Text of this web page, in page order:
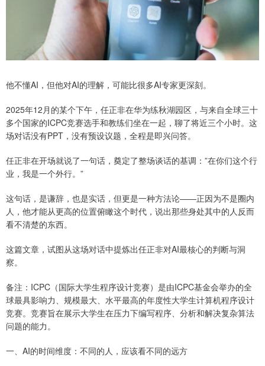
他不懂AI，但他对AI的理解，可能比很多AI专家更深刻。
2025年12月的某个下午，任正非在华为练秋湖园区，与来自全球三十
多个国家的ICPC竞赛选手和教练们坐在一起，聊了将近三个小时。这
场对话没有PPT，没有预设议题，全程是即兴问答。
任正非在开场就说了一句话，奠定了整场谈话的基调：”在你们这个行
业，我是一个外行。”
这句话，是谦辞，也是实话，但更是一种方法论——正因为不是圈内
人，他才能从更高的位置俯瞰这个时代，说出那些身处其中的人反而
看不清楚的东西。
这篇文章，试图从这场对话中提炼出任正非对AI最核心的判断与洞
察。
备注：ICPC（国际大学生程序设计竞赛）是由ICPC基金会举办的全
球最具影响力、规模最大、水平最高的年度性大学生计算机程序设计
竞赛。竞赛旨在展示大学生在压力下编写程序、分析和解决复杂算法
问题的能力。
一、AI的时间维度：不同的人，应该看不同的远方